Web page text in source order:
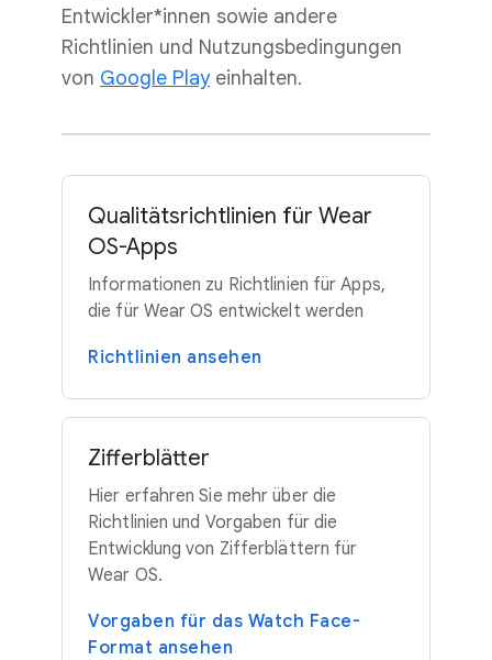
Entwickler*innen sowie andere
Richtlinien und Nutzungsbedingungen
von Google Playeinhalten.
Qualitätsrichtlinien für Wear
OS-Apps
Informationen zu Richtlinien für Apps,
die für Wear OS entwickelt werden
Richtlinien ansehen
Zifferblätter
Hier erfahren Sie mehr über die
Richtlinien und Vorgaben für die
Entwicklung von Zifferblättern für
Wear OS.
Vorgaben für das Watch Face-
Format ansehen